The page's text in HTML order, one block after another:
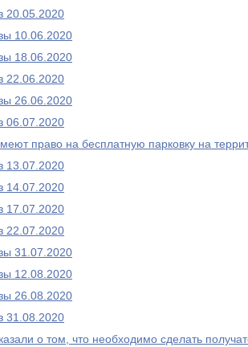
20.05.2020
10.06.2020
18.06.2020
22.06.2020
26.06.2020
06.07.2020
право на бесплатную парковку на
13.07.2020
14.07.2020
17.07.2020
22.07.2020
31.07.2020
12.08.2020
26.08.2020
31.08.2020
о том, что необходимо сделать